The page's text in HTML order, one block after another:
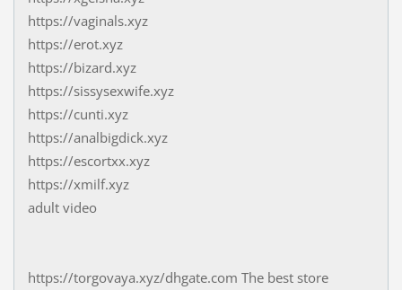
https://vaginals.xyz
https://erot.xyz
https://bizard.xyz
https://sissysexwife.xyz
https://cunti.xyz
https://analbigdick.xyz
https://escortxx.xyz
https://xmilf.xyz
adult video
https://torgovaya.xyz/dhgate.com The best store